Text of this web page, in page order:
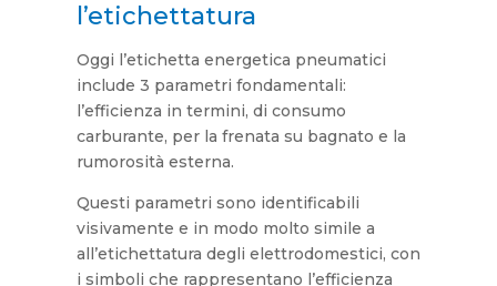
l’etichettatura
Oggi l’etichetta energetica pneumatici
include 3 parametri fondamentali:
l’efficienza in termini, di consumo
carburante, per la frenata su bagnato e la
rumorosità esterna.
Questi parametri sono identificabili
visivamente e in modo molto simile a
all’etichettatura degli elettrodomestici, con
i simboli che rappresentano l’efficienza